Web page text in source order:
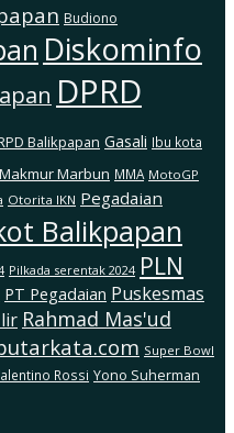
Budiono
Diskominfo
DPRD
Balikpapan Gasali Ibu kota
Makmur Marbun MMA MotoGP
Otorita IKN Pegadaian
Balikpapan
Pilkada serentak 2024 PLN
PT Pegadaian Puskesmas
Rahmad Mas'ud
Super Bowl
Rossi Yono Suherman